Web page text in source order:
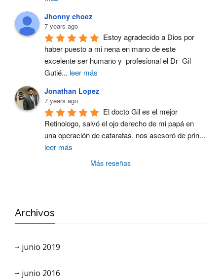
Jhonny choez
7 years ago
Estoy agradecido a Dios por
haber puesto a mi nena en mano de este
excelente ser humano y  profesional el Dr  Gil
Gutié... leer más
Jonathan Lopez
7 years ago
El docto Gil es el mejor
Retinologo, salvó el ojo derecho de mi papá en
una operación de cataratas, nos asesoró de prin...
leer más
Más reseñas
Archivos
junio 2019
junio 2016